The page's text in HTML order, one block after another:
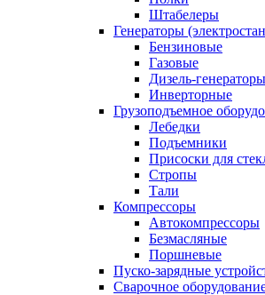
Штабелеры
Генераторы
Бензиновые
Газовые
Дизель-генераторы
Инверторные
Грузоподъемное
Лебедки
Подъемники
Присоски для
Стропы
Тали
Компрессоры
Автокомпрессоры
Безмасляные
Поршневые
Пуско-зарядные
Сварочное